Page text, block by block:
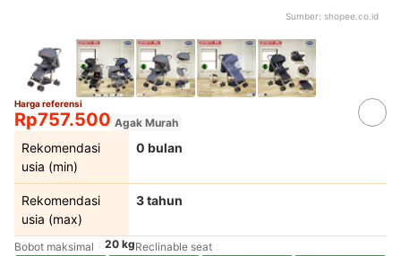
Sumber: shopee.co.id
Harga referensi
Rp757.500 Agak Murah
Rekomendasi
usia (min)
0 bulan
Rekomendasi
usia (max)
3 tahun
Bobot maksimal 20 kgReclinable seat